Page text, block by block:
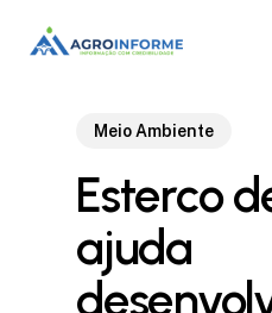
Meio Ambiente
Esterco
ajuda